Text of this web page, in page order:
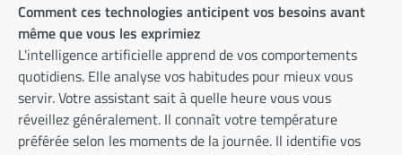
Comment ces technologies anticipent vos besoins avant
même que vous les exprimiez
L'intelligence artificielle apprend de vos comportements
quotidiens. Elle analyse vos habitudes pour mieux vous
servir. Votre assistant sait à quelle heure vous vous
réveillez généralement. Il connaît votre température
préférée selon les moments de la journée. Il identifie vos